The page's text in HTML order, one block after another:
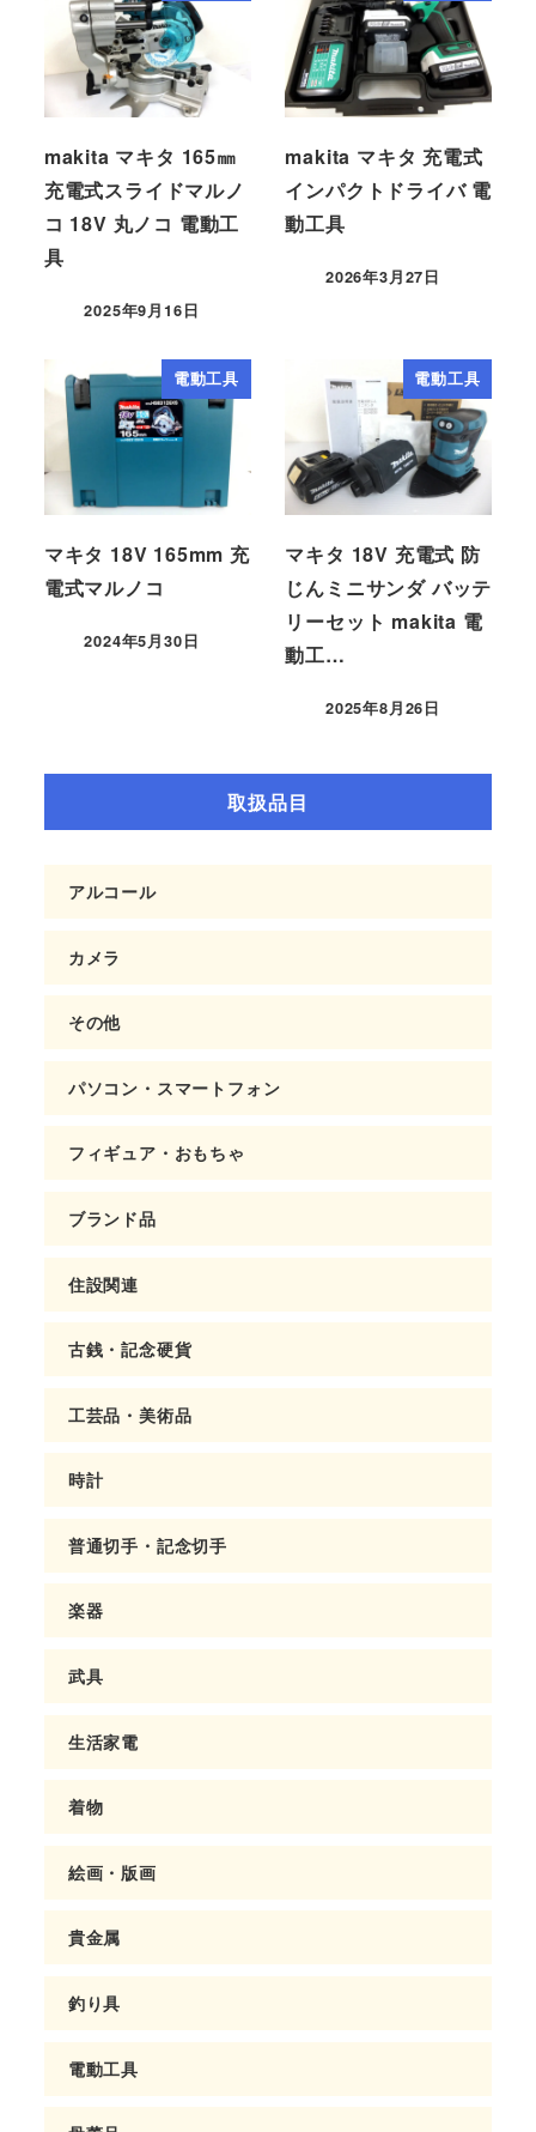
makita マキタ 165㎜
充電式スライドマルノ
コ 18V 丸ノコ 電動工
具
2025年9月16日
makita マキタ 充電式
インパクトドライバ 電
動工具
2026年3月27日
電動工具
マキタ 18V 165mm 充
電式マルノコ
2024年5月30日
電動工具
マキタ 18V 充電式 防
じんミニサンダ バッテ
リーセット makita 電
動工…
2025年8月26日
取扱品目
アルコール
カメラ
その他
パソコン・スマートフォン
フィギュア・おもちゃ
ブランド品
住設関連
古銭・記念硬貨
工芸品・美術品
時計
普通切手・記念切手
楽器
武具
生活家電
着物
絵画・版画
貴金属
釣り具
電動工具